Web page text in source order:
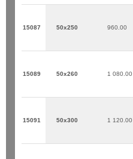
15087 50х250 960.00
15089 50х260 1 080.00
15091 50х300 1 120.00